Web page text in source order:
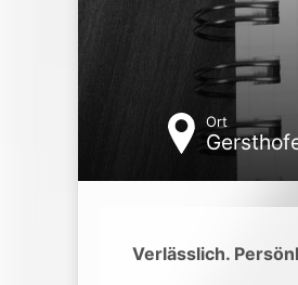
Ort
Verlässlich.